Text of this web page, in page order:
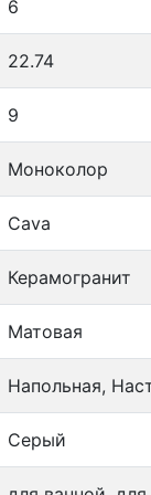
6
22.74
9
Моноколор
Cava
Керамогранит
Матовая
Напольная,
Серый